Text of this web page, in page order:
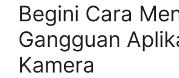
Begini Cara
Gangguan
Kamera